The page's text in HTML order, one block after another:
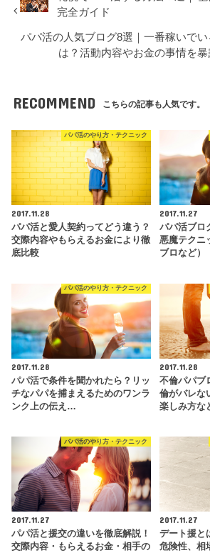
完全ガイド
パパ活の人気ブログ8選｜一番稼いで
は？活動内容やお金の事情を暴
RECOMMEND こちらの記事も人気です。
パパ活のやり方・テクニック
2017.11.28
パパ活と愛人契約ってどう違う？
交際内容やもらえるお金により徹
底比較
2017.11.27
パパ活ブロ
悪魔テクニ
ブロなど）
パパ活のやり方・テクニック
2017.11.28
パパ活で条件を聞かれたら？リッ
チなパパを捕まえるためのワンラ
ンク上の伝え…
2017.11.28
不倫パパブ
倫がバレな
楽しみ方な
パパ活のやり方・テクニック
2017.11.27
パパ活と援交の違いを徹底解説！
交際内容・もらえるお金・相手の
2017.11.27
デート援と
危険性、相